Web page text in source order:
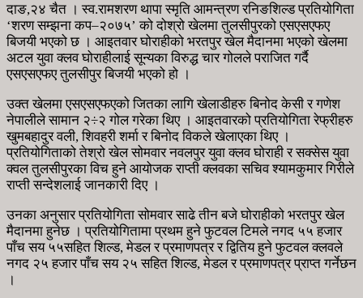
दाङ,२४ चैत । स्व.रामशरण थापा स्मृति आमन्त्रण रनिङशिल्ड प्रतियोगिता
‘शरण सम्झना कप–२०७५’ को दोश्रो खेलमा तुलसीपुरको एसएसएफए
बिजयी भएको छ । आइतवार घोराहीको भरतपुर खेल मैदानमा भएको खेलमा
अटल युवा क्लव घोराहीलाई सून्यका विरुद्ध चार गोलले पराजित गर्दै
एसएसएफए तुलसीपुर बिजयी भएको हो ।
उक्त खेलमा एसएसएफएको जितका लागि खेलाडीहरु बिनोद केसी र गणेश
नेपालीले सामान २÷२ गोल गरेका थिए । आइतवारको प्रतियोगिता रेफ्रीहरु
खुमबहादुर वली, शिवहरी शर्मा र बिनोद विकले खेलाएका थिए ।
प्रतियोगिताको तेश्रो खेल सोमवार नवलपुर युवा क्लव घोराही र सक्सेस युवा
क्वल तुलसीपुरका विच हुने आयोजक राप्ती क्लवका सचिव श्यामकुमार गिरीले
राप्ती सन्देशलाई जानकारी दिए ।
उनका अनुसार प्रतियोगिता सोमवार साढे तीन बजे घोराहीको भरतपुर खेल
मैदानमा हुनेछ । प्रतियोगितामा प्रथम हुने फुटवल टिमले नगद ५५ हजार
पाँच सय ५५सहित शिल्ड, मेडल र प्रमाणपत्र र द्वितिय हुने फुटवल क्लवले
नगद २५ हजार पाँच सय २५ सहित शिल्ड, मेडल र प्रमाणपत्र प्राप्त गर्नेछन
।